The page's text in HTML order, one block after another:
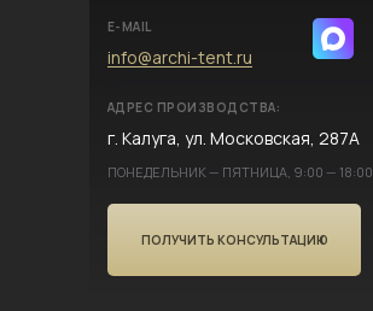
E-MAIL
info@archi-tent.ru
АДРЕС ПРОИЗВОДСТВА:
г. Калуга, ул. Московская, 287А
ПОНЕДЕЛЬНИК — ПЯТНИЦА, 9:00 — 18:00
ПОЛУЧИТЬ КОНСУЛЬТАЦИЮ